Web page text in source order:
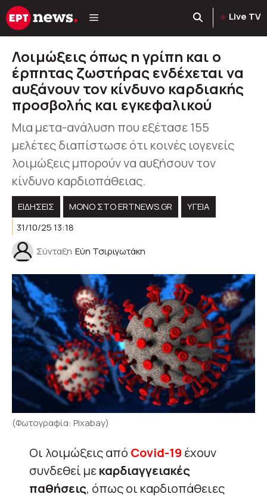
Μετάβαση
σε
Live TV
Λοιμώξεις όπως η γρίπη και ο
έρπητας ζωστήρας ενδέχεται να
αυξάνουν τον κίνδυνο καρδιακής
προσβολής και εγκεφαλικού
Μια μετα-ανάλυση που εξέτασε 155
μελέτες διαπίστωσε ότι κοινές ιογενείς
λοιμώξεις μπορούν να αυξήσουν τον
κίνδυνο καρδιοπάθειας.
ΕΙΔΗΣΕΙΣ ΜΟΝΟ ΣΤΟ ERTNEWS.GR
ΥΓΕΊΑ
31/10/25 13:18
Σύνταξη Εύη Τσιριγωτάκη
(Φωτογραφία: Pixabay)
Οι λοιμώξεις από Covid-19 έχουν
συνδεθεί μεκαρδιαγγειακές
παθήσεις, όπως οι καρδιοπάθειες